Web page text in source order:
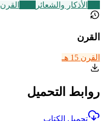
الأذكار والشعائر القرن 15 هـ
القرن
القرن 15 هـ
روابط التحميل
تحميل الكتاب